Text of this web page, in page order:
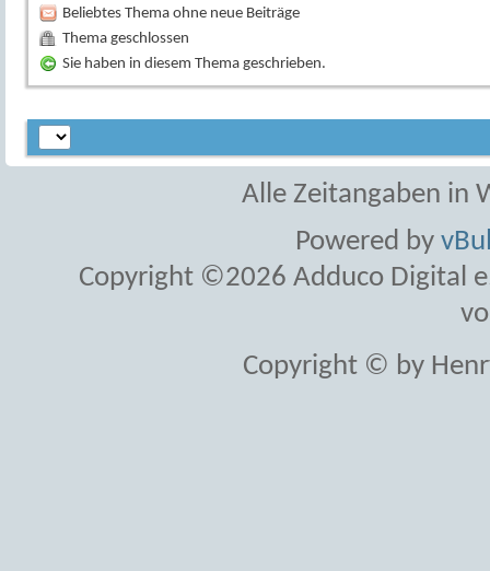
Beliebtes Thema ohne neue Beiträge
Thema geschlossen
Sie haben in diesem Thema geschrieben.
Alle Zeitangaben in
Powered by
Copyright ©2026 Adduco Digital
Copyright © by